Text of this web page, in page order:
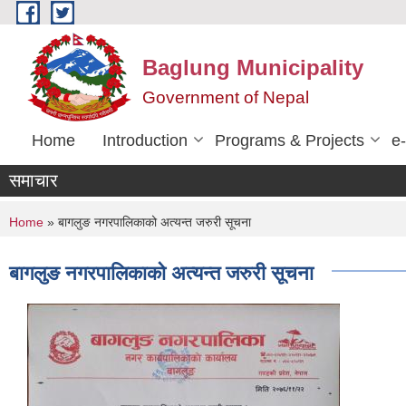
Skip to main content
Baglung Municipality
Government of Nepal
Home Introduction Programs & Projects
समाचार
You are here
Home » बागलुङ नगरपालिकाको अत्यन्त जरुरी सूचना
बागलुङ नगरपालिकाको अत्यन्त जरुरी सूचना